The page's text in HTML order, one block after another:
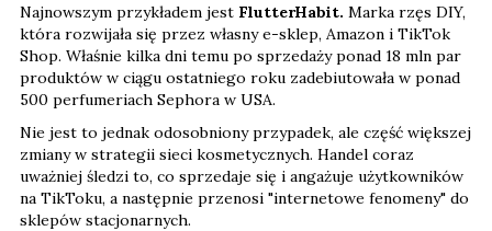
Najnowszym przykładem jest FlutterHabit. Marka rzęs DIY,
która rozwijała się przez własny e-sklep, Amazon i TikTok
Shop. Właśnie kilka dni temu po sprzedaży ponad 18 mln par
produktów w ciągu ostatniego roku zadebiutowała w ponad
500 perfumeriach Sephora w USA.
Nie jest to jednak odosobniony przypadek, ale część większej
zmiany w strategii sieci kosmetycznych. Handel coraz
uważniej śledzi to, co sprzedaje się i angażuje użytkowników
na TikToku, a następnie przenosi "internetowe fenomeny" do
sklepów stacjonarnych.